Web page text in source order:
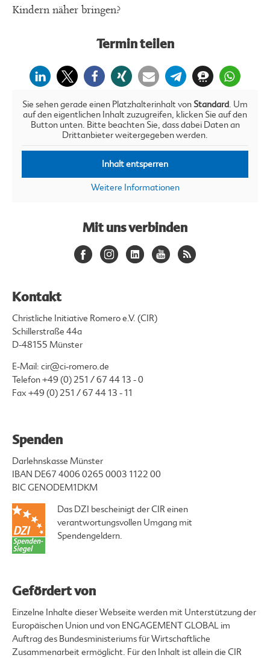
Kindern näher bringen?
Termin teilen
Sie sehen gerade einen Platzhalterinhalt von Standard. Um
auf den eigentlichen Inhalt zuzugreifen, klicken Sie auf den
Button unten. Bitte beachten Sie, dass dabei Daten an
Drittanbieter weitergegeben werden.
Inhalt entsperren
Weitere Informationen
Mit uns verbinden
Kontakt
Christliche Initiative Romero e.V. (CIR)
Schillerstraße 44a
D-48155 Münster
E-Mail: cir@ci-romero.de
Telefon+49 (0) 251 / 67 44 13 - 0
Fax +49 (0) 251 / 67 44 13 - 11
Spenden
Darlehnskasse Münster
IBAN DE67 4006 0265 0003 1122 00
BIC GENODEM1DKM
Das DZI bescheinigt der CIR einen
verantwortungsvollen Umgang mit
Spendengeldern.
Gefördert von
Einzelne Inhalte dieser Webseite werden mit Unterstützung der
Europäischen Union und von ENGAGEMENT GLOBAL im
Auftrag des Bundesministeriums für Wirtschaftliche
Zusammenarbeit ermöglicht. Für den Inhalt ist allein die CIR